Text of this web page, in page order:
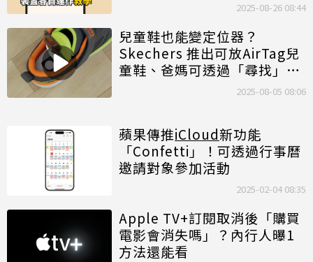
2025-08-26 08:44
兒童鞋也能變定位器？
Skechers 推出可放AirTag兒
童鞋、爸媽可透過「尋找」
App 追蹤孩子的位置2025-08-05 08:06
蘋果傳推iCloud新功能
「Confetti」！可透過行事曆
邀請對象參加活動
2025-02-04 08:35
Apple TV+訂閱取消後「購買
電影會消失嗎」？內行人曝1
方法還能看